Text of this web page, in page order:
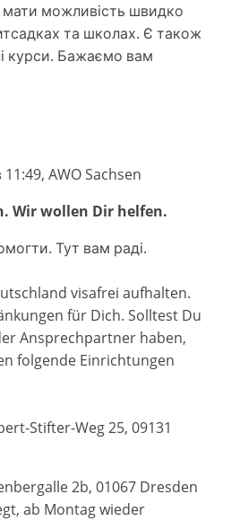
мати можливість швидко
та школах. Є також
курси. Бажаємо вам
AWO Sachsen
Wir wollen Dir helfen.
Тут вам раді.
visafrei aufhalten.
für Dich. Solltest Du
Ansprechpartner haben,
folgende Einrichtungen
Stifter-Weg 25, 09131
2b, 01067 Dresden
ab Montag wieder